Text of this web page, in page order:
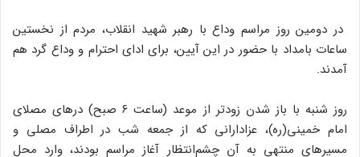
در دومین روز مراسم وداع با رهبر شهید انقلاب، مردم از نخستین
ساعات بامداد با حضور در این آیین، برای ادای احترام و وداع گرد هم
آمدند.
روز شنبه با باز شدن زودتر از موعد (ساعت ۶ صبح) درهای مصلای
امام خمینی(ره)، عزادارانی که از جمعه شب در اطراف مصلی و
مسیرهای منتهی به آن چشم‌انتظار آغاز مراسم بودند، وارد محل